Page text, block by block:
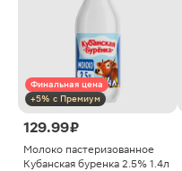
Финальная цена
+5% с Премиум
129.99 ₽
Молоко пастеризованное
Кубанская буренка 2.5% 1.4л